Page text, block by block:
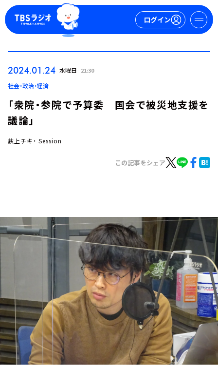
ログイン
お知らせ
イベント・グッズ
YouTube
会社情報
2024.01.24 水曜日 21:30
社会・政治・経済
「衆院・参院で予算委 国会で被災地支援を
議論」
荻上チキ・ Session
この記事をシェア